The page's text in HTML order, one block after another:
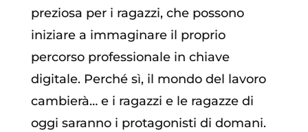
preziosa per i ragazzi, che possono
iniziare a immaginare il proprio
percorso professionale in chiave
digitale. Perché sì, il mondo del lavoro
cambierà… e i ragazzi e le ragazze di
oggi saranno i protagonisti di domani.